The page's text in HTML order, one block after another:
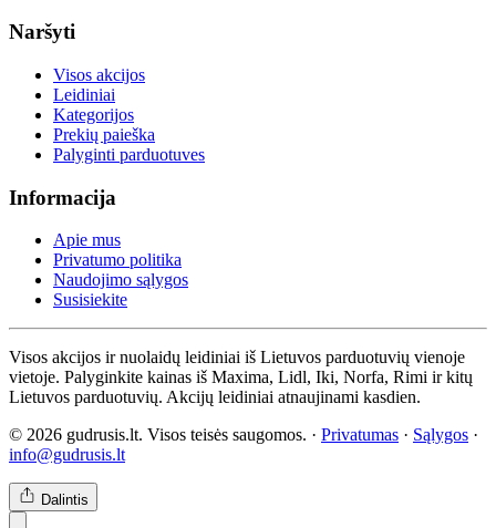
Naršyti
Visos akcijos
Leidiniai
Kategorijos
Prekių paieška
Palyginti parduotuves
Informacija
Apie mus
Privatumo politika
Naudojimo sąlygos
Susisiekite
Visos akcijos ir nuolaidų leidiniai iš Lietuvos parduotuvių vienoje
vietoje. Palyginkite kainas iš Maxima, Lidl, Iki, Norfa, Rimi ir kitų
Lietuvos parduotuvių. Akcijų leidiniai atnaujinami kasdien.
© 2026 gudrusis.lt. Visos teisės saugomos. · Privatumas · Sąlygos ·
info@gudrusis.lt
Dalintis